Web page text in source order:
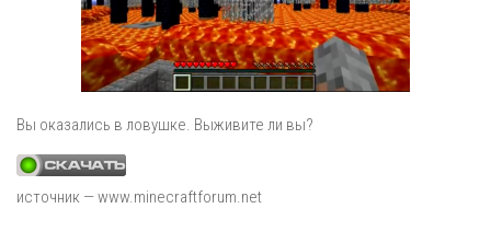
Вы оказались в ловушке. Выживите ли вы?
источник — www.minecraftforum.net